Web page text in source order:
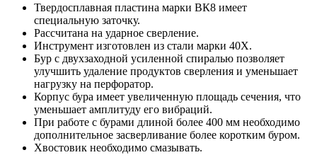
Твердосплавная пластина марки ВК8 имеет
специальную заточку.
Рассчитана на ударное сверление.
Инструмент изготовлен из стали марки 40Х.
Бур с двухзаходной усиленной спиралью позволяет
улучшить удаление продуктов сверления и уменьшает
нагрузку на перфоратор.
Корпус бура имеет увеличенную площадь сечения, что
уменьшает амплитуду его вибраций.
При работе с бурами длиной более 400 мм необходимо
дополнительное засверливание более коротким буром.
Хвостовик необходимо смазывать.